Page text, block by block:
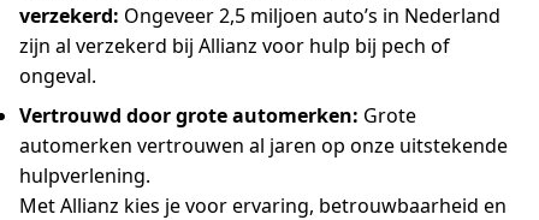
verzekerd: Ongeveer 2,5 miljoen auto’s in Nederland
zijn al verzekerd bij Allianz voor hulp bij pech of
ongeval.
Vertrouwd door grote automerken: Grote
automerken vertrouwen al jaren op onze uitstekende
hulpverlening.
Met Allianz kies je voor ervaring, betrouwbaarheid en